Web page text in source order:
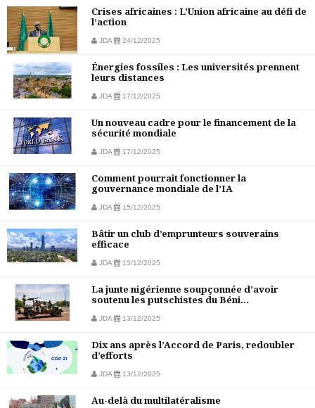
Crises africaines : L’Union africaine au défi de
l’action
JDA 24/12/2025
Énergies fossiles : Les universités prennent
leurs distances
JDA 17/12/2025
Un nouveau cadre pour le financement de la
sécurité mondiale
JDA 17/12/2025
Comment pourrait fonctionner la
gouvernance mondiale de l’IA
JDA 15/12/2025
Bâtir un club d’emprunteurs souverains
efficace
JDA 15/12/2025
La junte nigérienne soupçonnée d’avoir
soutenu les putschistes du Béni...
JDA 13/12/2025
Dix ans après l’Accord de Paris, redoubler
d’efforts
JDA 13/12/2025
Au-delà du multilatéralisme